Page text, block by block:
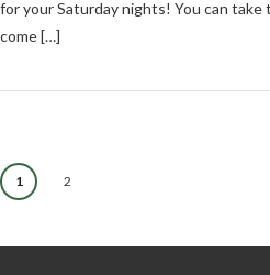
for your Saturday nights! You can
come […]
1 2